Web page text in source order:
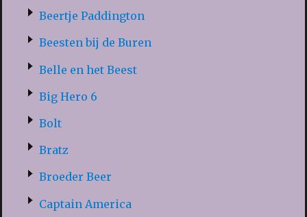
Beertje Paddington
Beesten bij de Buren
Belle en het Beest
Big Hero 6
Bolt
Bratz
Broeder Beer
Captain America